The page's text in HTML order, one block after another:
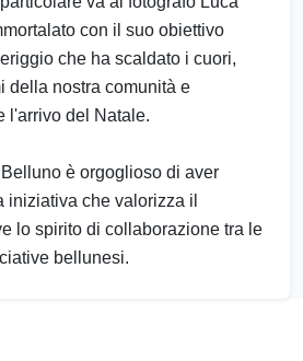
con il suo obiettivo
che ha scaldato i cuori,
della nostra comunità e
l'arrivo del Natale.
Belluno è orgoglioso di aver
iniziativa che valorizza il
lo spirito di collaborazione tra le
bellunesi.